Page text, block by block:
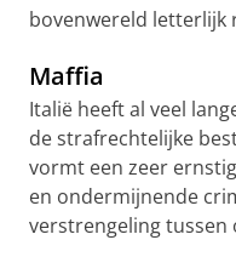
bovenwereld letterlijk
Maffia
Italië heeft al veel
de strafrechtelijke
vormt een zeer
en ondermijnende
verstrengeling tussen